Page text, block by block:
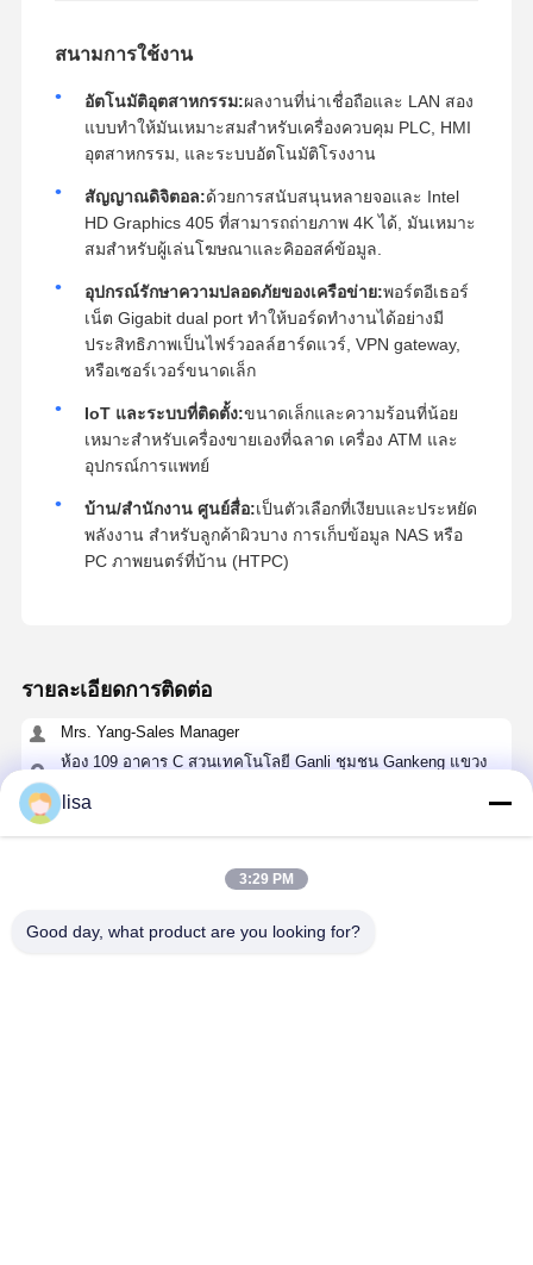
สนามการใช้งาน
อัตโนมัติอุตสาหกรรม:ผลงานที่น่าเชื่อถือและ LAN สอง
แบบทําให้มันเหมาะสมสําหรับเครื่องควบคุม PLC, HMI
อุตสาหกรรม, และระบบอัตโนมัติโรงงาน
สัญญาณดิจิตอล:ด้วยการสนับสนุนหลายจอและ Intel
HD Graphics 405 ที่สามารถถ่ายภาพ 4K ได้, มันเหมาะ
สมสําหรับผู้เล่นโฆษณาและคิออสค์ข้อมูล.
อุปกรณ์รักษาความปลอดภัยของเครือข่าย:พอร์ตอีเธอร์
เน็ต Gigabit dual port ทําให้บอร์ดทํางานได้อย่างมี
ประสิทธิภาพเป็นไฟร์วอลล์ฮาร์ดแวร์, VPN gateway,
หรือเซอร์เวอร์ขนาดเล็ก
IoT และระบบที่ติดตั้ง:ขนาดเล็กและความร้อนที่น้อย
เหมาะสําหรับเครื่องขายเองที่ฉลาด เครื่อง ATM และ
อุปกรณ์การแพทย์
บ้าน/สํานักงาน ศูนย์สื่อ:เป็นตัวเลือกที่เงียบและประหยัด
พลังงาน สําหรับลูกค้าผิวบาง การเก็บข้อมูล NAS หรือ
PC ภาพยนตร์ที่บ้าน (HTPC)
รายละเอียดการติดต่อ
Mrs. Yang-Sales Manager
ห้อง 109 อาคาร C สวนเทคโนโลยี Ganli ชุมชน Gankeng แขวง
+86 18902462095
พูดคุยกันตอนนี้
lisa
3:29 PM
Good day, what product are you looking for?